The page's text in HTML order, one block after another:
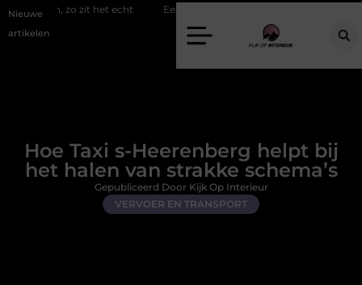
Nieuwe
artikelen
het echt Een energiezuinige hanglamp kopen in Gelderland
Hoe Taxi s-Heerenberg helpt bij
het halen van strakke schema’s
VERVOER EN TRANSPORT
Gepubliceerd Door Kijk Op Interieur